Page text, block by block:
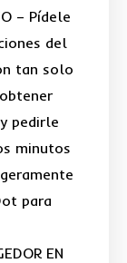
– Pídele
del
tan solo
pedirle
minutos
para
EN